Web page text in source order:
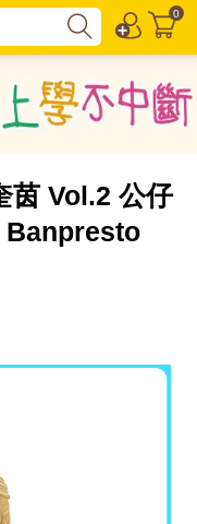
0
茵 Vol.2 公仔
Banpresto